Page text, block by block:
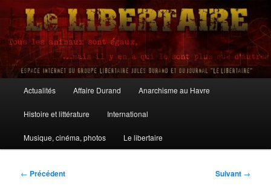
Aller
contenu
principalLe Libertaire
principal
Actualités Affaire Durand Anarchisme au Havre
Histoire et littérature International
Musique, cinéma, photos Le libertaire
Navigation
← Précédent Suivant →